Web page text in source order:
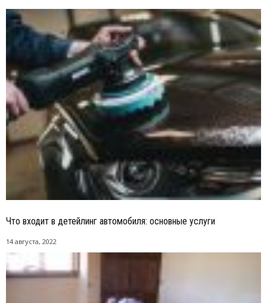
Что входит в детейлинг автомобиля: основные услуги
14 августа, 2022